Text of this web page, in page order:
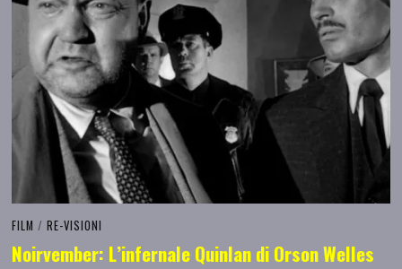
FILM / RE-VISIONI
Noirvember: L’infernale Quinlan di Orson Welles